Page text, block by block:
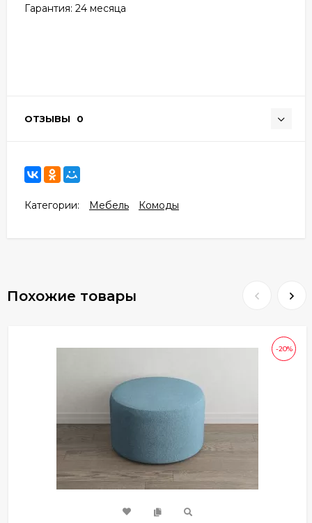
Гарантия: 24 месяца
ОТЗЫВЫ 0
Категории: Мебель Комоды
Похожие товары
-20%